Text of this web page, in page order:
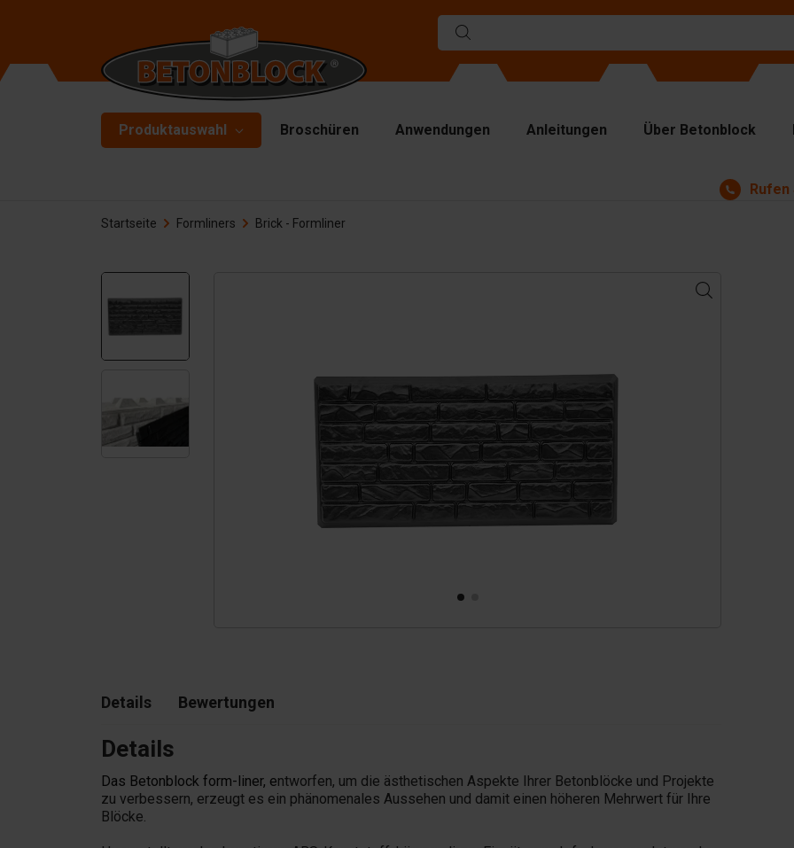
Produktauswahl
Starterpaket
Formliners
Tetrapoden
Pigmenten
Ersatzteile
Broschüren Anwendungen Anleitungen Über Betonblock
Rufen
Startseite Formliners Brick - Formliner
Details Bewertungen
Details
Das Betonblock form-liner, entworfen, um die ästhetischen Aspekte Ihrer Betonblöcke und Projekte
zu verbessern, erzeugt es ein phänomenales Aussehen und damit einen höheren Mehrwert für Ihre
Blöcke.